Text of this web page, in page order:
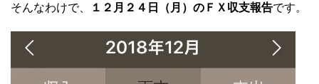
そんなわけで、 １２月２４日（月）のＦＸ収支報告です。